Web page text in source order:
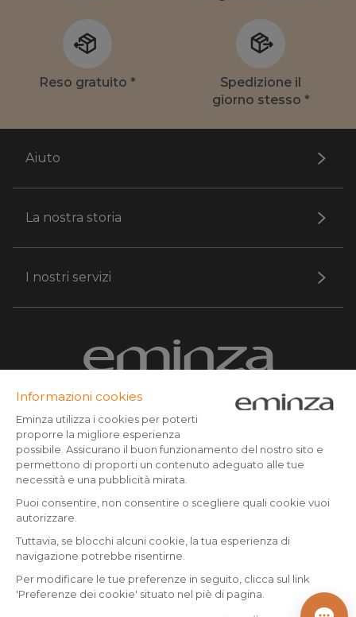
Reso gratuito *
Spedizione il
giorno stesso *
Aiuto
La nostra storia
I nostri servizi
Scrivici